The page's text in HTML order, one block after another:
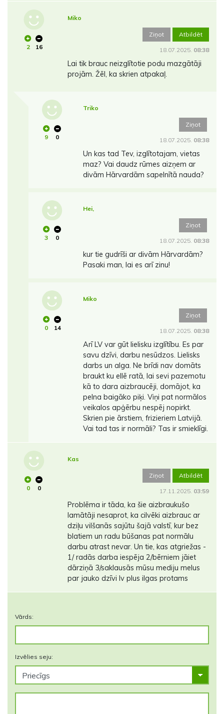
2 16
Miko
Ziņot Atbildēt
18.07.2025. 08:38
Lai tik brauc neizglītotie podu mazgātāji
projām. Žēl, ka skrien atpakaļ.
9 0
Triko
Ziņot
18.07.2025. 08:38
Un kas tad Tev, izglītotajam, vietas
maz? Vai daudz rūmes aizņem ar
divām Hārvardām sapelnītā nauda?
3 0
Hei,
Ziņot
18.07.2025. 08:38
kur tie gudrīši ar divām Hārvardām?
Pasaki man, lai es arī zinu!
0 14
Miko
Ziņot
18.07.2025. 08:38
Arī LV var gūt lielisku izglītību. Es par
savu dzīvi, darbu nesūdzos. Lielisks
darbs un alga. Ne brīdi nav domāts
braukt ku ellē ratā, lai sevi pazemotu
kā to dara aizbraucēji, domājot, ka
pelna baigāko piķi. Viņi pat normālos
veikalos apģērbu nespēj nopirkt.
Skrien pie ārstiem, frizieriem Latvijā.
Vai tad tas ir normāli? Tas ir smieklīgi.
0 0
Kas
Ziņot Atbildēt
17.11.2025. 03:59
Problēma ir tāda, ka šie aizbraukušo
lamātāji nesaprot, ka cilvēki aizbrauc ar
dziļu vilšanās sajūtu šajā valstī, kur bez
blatiem un radu būšanas pat normālu
darbu atrast nevar. Un tie, kas atgriežas -
1/ radās darba iespēja 2/bērniem jāiet
dārziņā 3/saklausās mūsu mediju melus
par jauko dzīvi lv plus ilgas protams
Vārds:
Izvēlies seju: